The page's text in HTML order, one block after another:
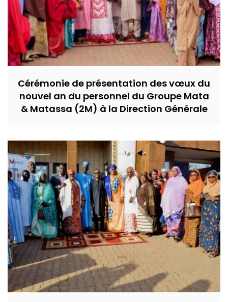
Cérémonie de présentation des vœux du
nouvel an du personnel du Groupe Mata
& Matassa (2M) à la Direction Générale